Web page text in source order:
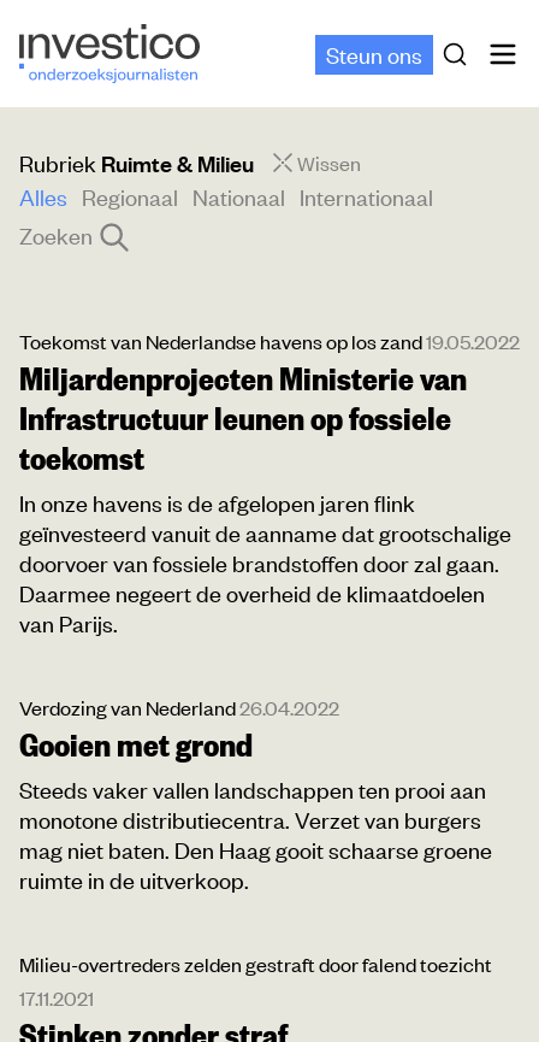
Steun ons
Rubriek Ruimte & Milieu Wissen
Alles Regionaal Nationaal Internationaal
Zoeken
Toekomst van Nederlandse havens op los zand19.05.2022
Miljardenprojecten Ministerie van
Infrastructuur leunen op fossiele
toekomst
In onze havens is de afgelopen jaren flink
geïnvesteerd vanuit de aanname dat grootschalige
doorvoer van fossiele brandstoffen door zal gaan.
Daarmee negeert de overheid de klimaatdoelen
van Parijs.
Verdozing van Nederland26.04.2022
Gooien met grond
Steeds vaker vallen landschappen ten prooi aan
monotone distributiecentra. Verzet van burgers
mag niet baten. Den Haag gooit schaarse groene
ruimte in de uitverkoop.
Milieu-overtreders zelden gestraft door falend toezicht
17.11.2021